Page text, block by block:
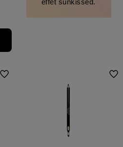
effet sunkissed.